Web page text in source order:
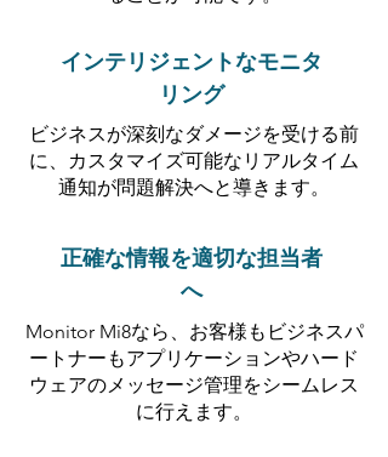
インテリジェントなモニタ
リング
ビジネスが深刻なダメージを受ける前
に、カスタマイズ可能なリアルタイム
通知が問題解決へと導きます。
正確な情報を適切な担当者
へ
Monitor Mi8なら、お客様もビジネスパ
ートナーもアプリケーションやハード
ウェアのメッセージ管理をシームレス
に行えます。